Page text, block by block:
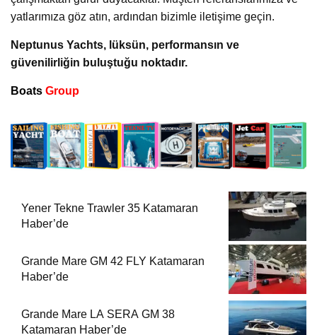
yatlarımıza göz atın, ardından bizimle iletişime geçin.
Neptunus Yachts, lüksün, performansın ve
güvenilirliğin buluştuğu noktadır.
Boats Group
Yener Tekne Trawler 35 Katamaran
Haber’de
Grande Mare GM 42 FLY Katamaran
Haber’de
Grande Mare LA SERA GM 38
Katamaran Haber’de